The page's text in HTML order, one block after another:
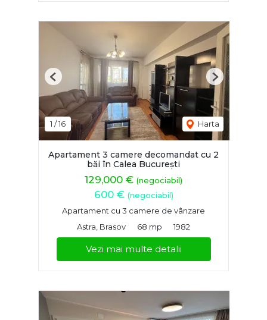
1 /16 Harta
Previous Next
Apartament 3 camere decomandat cu 2
băi în Calea București
129,000 € (negociabil)
600 € (negociabil)
Apartament cu 3 camere de vânzare
Astra, Brasov
68 mp 1982
Vezi mai multe detalii